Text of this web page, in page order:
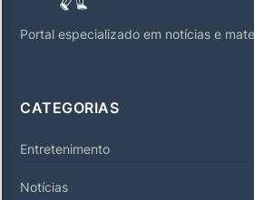
Portal especializado em notícias e
CATEGORIAS
Entretenimento
Notícias